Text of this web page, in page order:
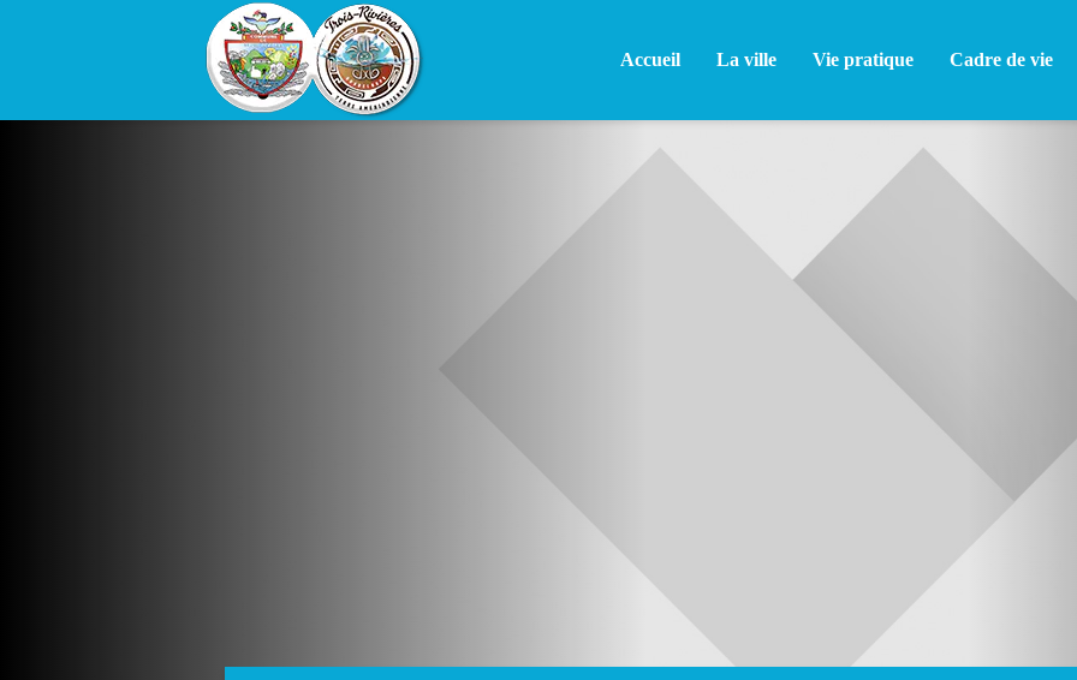
Accueil La ville Vie pratique Cadre de vie